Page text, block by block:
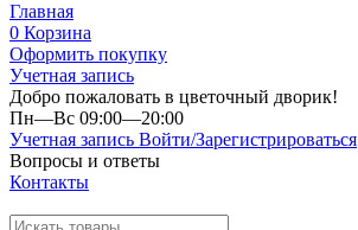
Главная
0 Корзина
Оформить покупку
Учетная запись
Добро пожаловать в цветочный дворик!
Пн—Вс 09:00—20:00
Учетная запись Войти/Зарегистрироваться
Вопросы и ответы
Контакты